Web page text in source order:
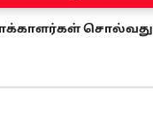
சொல்வது